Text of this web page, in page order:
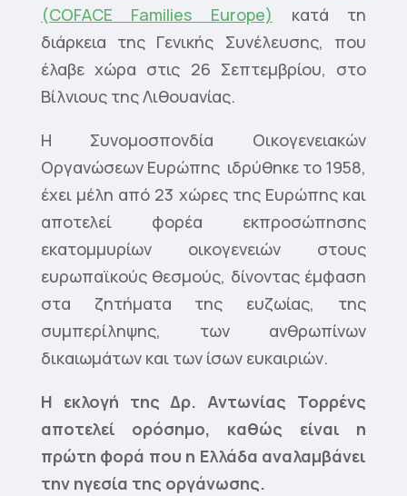
(COFACE Families Europe) κατά τη
διάρκεια της Γενικής Συνέλευσης, που
έλαβε χώρα στις 26 Σεπτεμβρίου, στο
Βίλνιους της Λιθουανίας.
Η Συνομοσπονδία Οικογενειακών
Οργανώσεων Ευρώπης ιδρύθηκε το 1958,
έχει μέλη από 23 χώρες της Ευρώπης και
αποτελεί φορέα εκπροσώπησης
εκατομμυρίων οικογενειών στους
ευρωπαϊκούς θεσμούς, δίνοντας έμφαση
στα ζητήματα της ευζωίας, της
συμπερίληψης, των ανθρωπίνων
δικαιωμάτων και των ίσων ευκαιριών.
Η εκλογή της Δρ. Αντωνίας Τορρένς
αποτελεί ορόσημο,
καθώς είναι η
πρώτη φορά που η Ελλάδα αναλαμβάνει
την ηγεσία της οργάνωσης.